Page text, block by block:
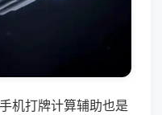
机打牌计算辅助也是